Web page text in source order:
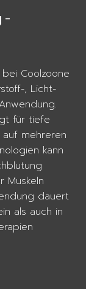
bei Coolzoone
, Licht-
für tiefe
mehreren
kann
Muskeln
dauert
als auch in